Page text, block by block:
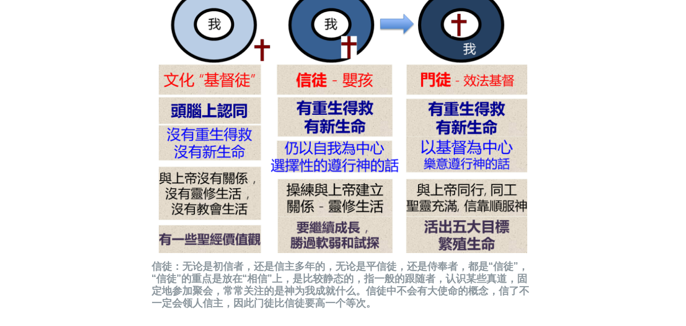
信徒：无论是初信者，还是信主多年的，无论是平信徒，还是侍奉者，都是“信徒”，
“信徒”的重点是放在“相信”上，是比较静态的，指一般的跟随者，认识某些真道，固
定地参加聚会，常常关注的是神为我成就什么。信徒中不会有大使命的概念，信了不
一定会领人信主，因此门徒比信徒要高一个等次。